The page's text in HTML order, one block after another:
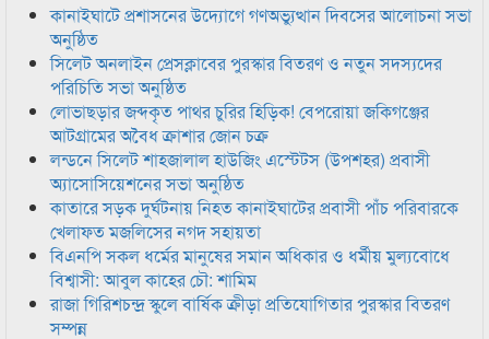
কানাইঘাটে প্রশাসনের উদ্যোগে গণঅভ্যুত্থান দিবসের আলোচনা সভা
অনুষ্ঠিত
সিলেট অনলাইন প্রেসক্লাবের পুরস্কার বিতরণ ও নতুন সদস্যদের
পরিচিতি সভা অনুষ্ঠিত
লোভাছড়ার জব্দকৃত পাথর চুরির হিড়িক! বেপরোয়া জকিগঞ্জের
আটগ্রামের অবৈধ ক্রাশার জোন চক্র
লন্ডনে সিলেট শাহজালাল হাউজিং এস্টেটস (উপশহর) প্রবাসী
অ্যাসোসিয়েশনের সভা অনুষ্ঠিত
কাতারে সড়ক দুর্ঘটনায় নিহত কানাইঘাটের প্রবাসী পাঁচ পরিবারকে
খেলাফত মজলিসের নগদ সহায়তা
বিএনপি সকল ধর্মের মানুষের সমান অধিকার ও ধর্মীয় মুল্যবোধে
বিশ্বাসী: আবুল কাহের চৌ: শামিম
রাজা গিরিশচন্দ্র স্কুলে বার্ষিক ক্রীড়া প্রতিযোগিতার পুরস্কার বিতরণ
সম্পন্ন